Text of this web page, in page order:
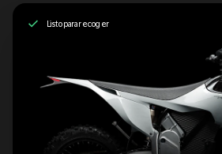
Listo para recoger